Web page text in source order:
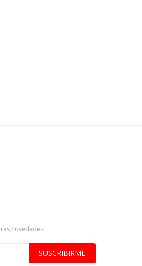
novedades!
SUSCRIBIRME